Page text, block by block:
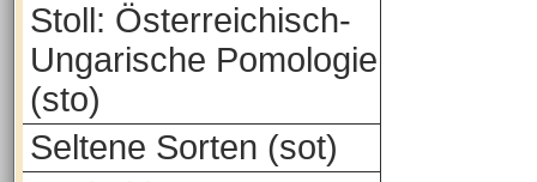
Stoll: Österreichisch-
Ungarische Pomologie
(sto)
Seltene Sorten (sot)